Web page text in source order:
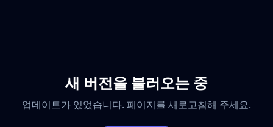
새 버전을 불러오는 중
업데이트가 있었습니다. 페이지를 새로고침해 주세요.